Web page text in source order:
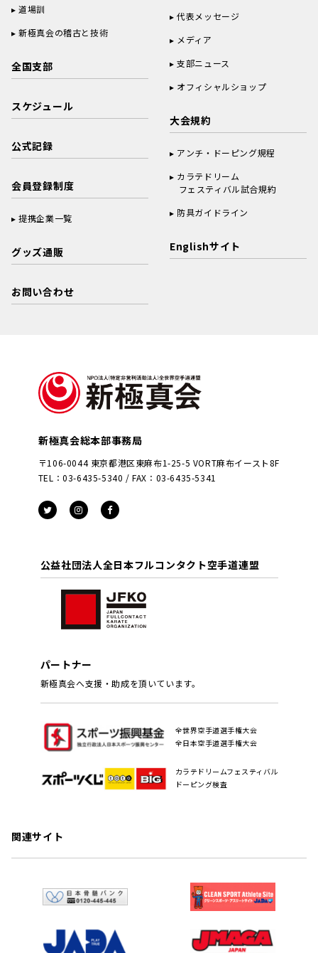
道場訓
新極真会の稽古と技術
全国支部
スケジュール
公式記録
会員登録制度
提携企業一覧
グッズ通販
お問い合わせ
代表メッセージ
メディア
支部ニュース
オフィシャルショップ
大会規約
アンチ・ドーピング規程
カラテドリーム
フェスティバル試合規約
防具ガイドライン
Englishサイト
新極真会総本部事務局
〒106-0044 東京都港区東麻布1-25-5 VORT麻布イースト8F
TEL：03-6435-5340 / FAX：03-6435-5341
公益社団法人全日本フルコンタクト空手道連盟
パートナー
新極真会へ支援・助成を頂いています。
全世界空手道選手権大会
全日本空手道選手権大会
カラテドリームフェスティバル
ドーピング検査
関連サイト